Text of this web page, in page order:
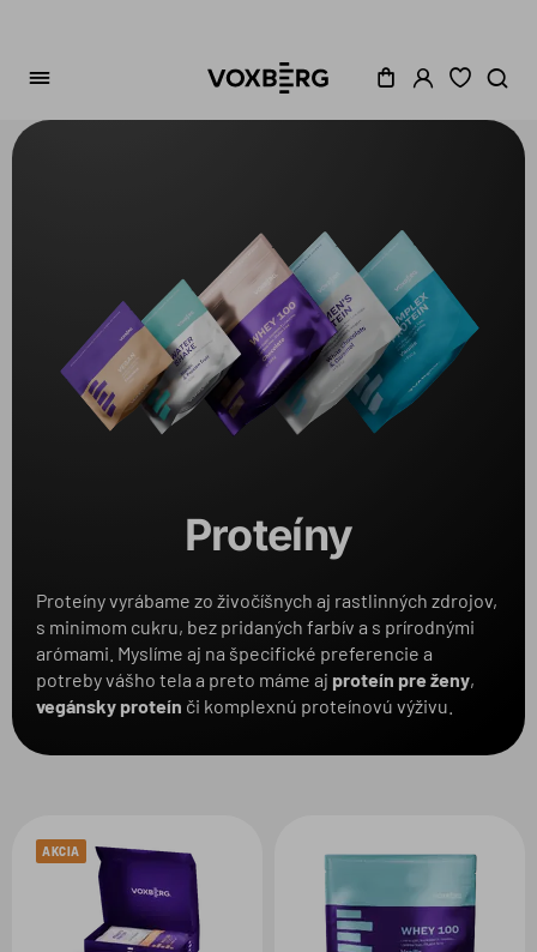
Proteíny
Proteíny vyrábame zo živočíšnych aj rastlinných zdrojov,
s minimom cukru, bez pridaných farbív a s prírodnými
arómami. Myslíme aj na špecifické preferencie a
potreby vášho tela a preto máme aj proteín pre ženy,
vegánsky proteín či komplexnú proteínovú výživu.
AKCIA
Akcia
Dostupné
Produkt 1
Zvolené filtre: